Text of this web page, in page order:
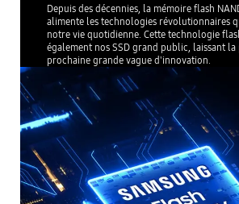
Depuis des décennies, la mémoire flash
alimente les technologies révolutionnaires
notre vie quotidienne. Cette technologie
également nos SSD grand public, laissant la
prochaine grande vague d'innovation.